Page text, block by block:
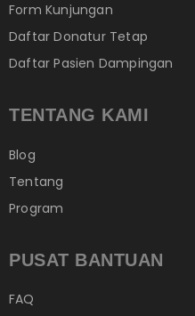
Form Kunjungan
Daftar Donatur Tetap
Daftar Pasien Dampingan
TENTANG KAMI
Blog
Tentang
Program
PUSAT BANTUAN
FAQ